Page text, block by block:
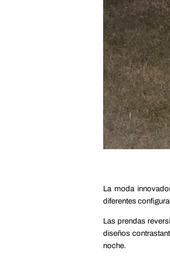
La moda
diferentes
Las prendas
diseños
noche.